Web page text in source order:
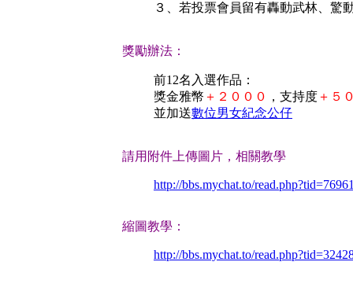
３、若投票會員留有轟動武林、驚
獎勵辦法：
前12名入選作品：
獎金雅幣 ＋２０００ ，支持度＋５
並加送數位男女紀念公仔
請用附件上傳圖片，相關教學
http://bbs.mychat.to/
縮圖教學：
http://bbs.mychat.to/